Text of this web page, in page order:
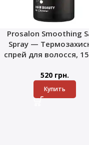
Prosalon Smoothing
Spray —
спрей для волосся,
520 грн.
Купить